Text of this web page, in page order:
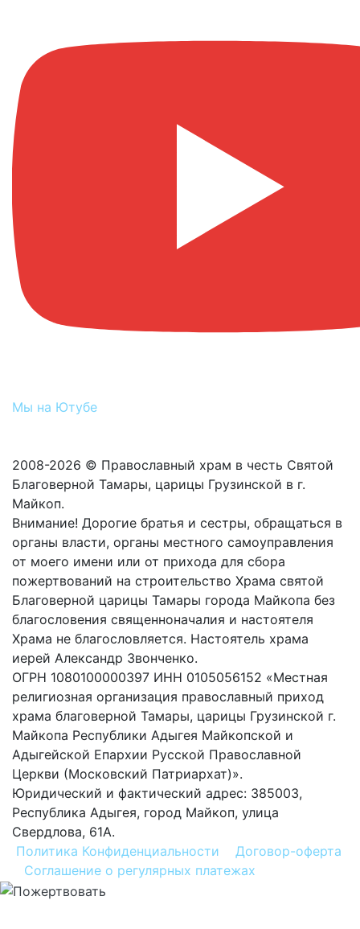
Мы на Ютубе
2008-2026 © Православный храм в честь Святой
Благоверной Тамары, царицы Грузинской в г.
Майкоп.
Внимание! Дорогие братья и сестры, обращаться в
органы власти, органы местного самоуправления
от моего имени или от прихода для сбора
пожертвований на строительство Храма святой
Благоверной царицы Тамары города Майкопа без
благословения священноначалия и настоятеля
Храма не благословляется. Настоятель храма
иерей Александр Звонченко.
ОГРН 1080100000397 ИНН 0105056152 «Местная
религиозная организация православный приход
храма благоверной Тамары, царицы Грузинской г.
Майкопа Республики Адыгея Майкопской и
Адыгейской Епархии Русской Православной
Церкви (Московский Патриархат)».
Юридический и фактический адрес: 385003,
Республика Адыгея, город Майкоп, улица
Свердлова, 61А.
Политика Конфиденциальности
Договор-оферта
Соглашение о регулярных платежах